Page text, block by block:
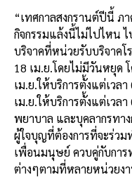
“เทศกาลสงกรานต์ปีนี้ ภ
กิจกรรมแล้งนี้ไม่ไปไหน ไ
บริจาคที่หน่วยรับบริจาคโ
18 เม.ย.โดยไม่มีวันหยุด
เม.ย.ให้บริการตั้งแต่เวล
เม.ย.ให้บริการตั้งแต่เว
พยาบาล และบุคลากรทา
ผู้ใจบุญที่ต้องการที่จะร่ว
เพื่อนมนุษย์ ควบคู่กับกา
ต่างๆตามที่หลายหน่วยง